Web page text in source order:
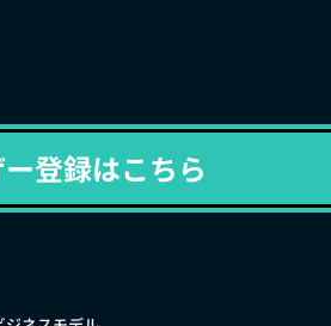
登録はこちら